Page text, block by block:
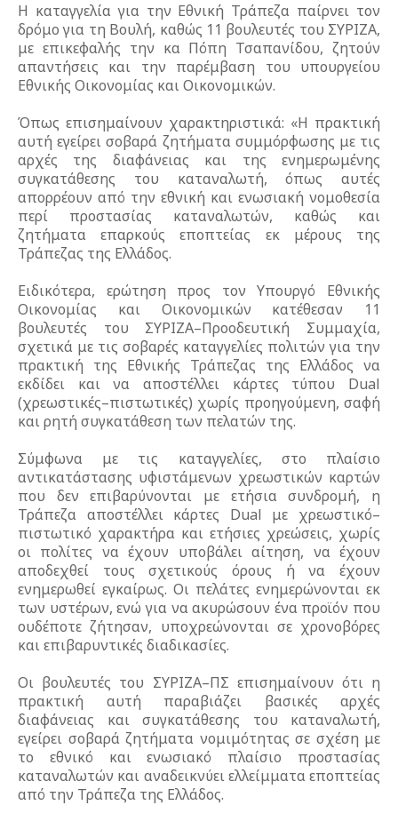
Η καταγγελία για την Εθνική Τράπεζα παίρνει τον
δρόμο για τη Βουλή, καθώς 11 βουλευτές του ΣΥΡΙΖΑ,
με επικεφαλής την κα Πόπη Τσαπανίδου, ζητούν
απαντήσεις και την παρέμβαση του υπουργείου
Εθνικής Οικονομίας και Οικονομικών.
Όπως επισημαίνουν χαρακτηριστικά: «Η πρακτική
αυτή εγείρει σοβαρά ζητήματα συμμόρφωσης με τις
αρχές της διαφάνειας και της ενημερωμένης
συγκατάθεσης του καταναλωτή, όπως αυτές
απορρέουν από την εθνική και ενωσιακή νομοθεσία
περί προστασίας καταναλωτών, καθώς και
ζητήματα επαρκούς εποπτείας εκ μέρους της
Τράπεζας της Ελλάδος.
Ειδικότερα, ερώτηση προς τον Υπουργό Εθνικής
Οικονομίας και Οικονομικών κατέθεσαν 11
βουλευτές του ΣΥΡΙΖΑ–Προοδευτική Συμμαχία,
σχετικά με τις σοβαρές καταγγελίες πολιτών για την
πρακτική της Εθνικής Τράπεζας της Ελλάδος να
εκδίδει και να αποστέλλει κάρτες τύπου Dual
(χρεωστικές–πιστωτικές) χωρίς προηγούμενη, σαφή
και ρητή συγκατάθεση των πελατών της.
Σύμφωνα με τις καταγγελίες, στο πλαίσιο
αντικατάστασης υφιστάμενων χρεωστικών καρτών
που δεν επιβαρύνονται με ετήσια συνδρομή, η
Τράπεζα αποστέλλει κάρτες Dual με χρεωστικό–
πιστωτικό χαρακτήρα και ετήσιες χρεώσεις, χωρίς
οι πολίτες να έχουν υποβάλει αίτηση, να έχουν
αποδεχθεί τους σχετικούς όρους ή να έχουν
ενημερωθεί εγκαίρως. Οι πελάτες ενημερώνονται εκ
των υστέρων, ενώ για να ακυρώσουν ένα προϊόν που
ουδέποτε ζήτησαν, υποχρεώνονται σε χρονοβόρες
και επιβαρυντικές διαδικασίες.
Οι βουλευτές του ΣΥΡΙΖΑ–ΠΣ επισημαίνουν ότι η
πρακτική αυτή παραβιάζει βασικές αρχές
διαφάνειας και συγκατάθεσης του καταναλωτή,
εγείρει σοβαρά ζητήματα νομιμότητας σε σχέση με
το εθνικό και ενωσιακό πλαίσιο προστασίας
καταναλωτών και αναδεικνύει ελλείμματα εποπτείας
από την Τράπεζα της Ελλάδος.